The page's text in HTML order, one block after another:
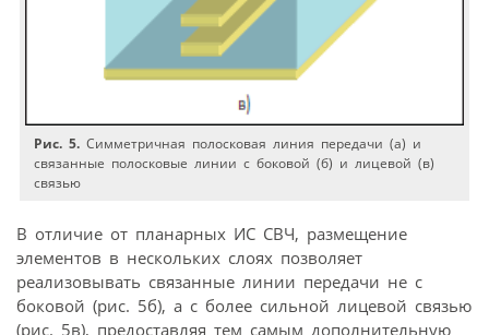
Рис. 5. Симметричная полосковая линия передачи (а) и
связанные полосковые линии с боковой (б) и лицевой (в)
связью
В отличие от планарных ИС СВЧ, размещение
элементов в нескольких слоях позволяет
реализовывать связанные линии передачи не с
боковой (рис. 5б), а с более сильной лицевой связью
(рис. 5в), предоставляя тем самым дополнительную